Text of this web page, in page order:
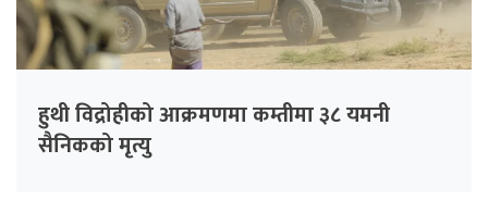
हुथी विद्रोहीको आक्रमणमा कम्तीमा ३८ यमनी
सैनिकको मृत्यु